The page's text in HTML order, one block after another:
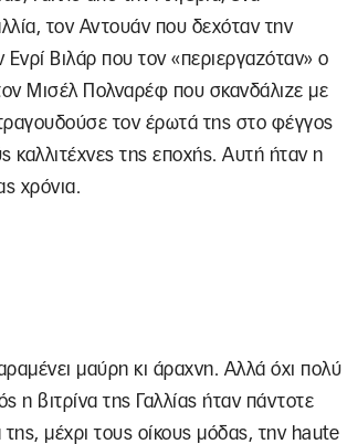
τον Αντουάν που δεχόταν την
Ενρί Βιλάρ που τον «περιεργαζόταν» ο
Μισέλ Πολναρέφ που σκανδάλιζε με
τον έρωτά της στο φέγγος
καλλιτέχνες της εποχής. Αυτή ήταν η
χρόνια.
μαύρη κι άραχνη. Αλλά όχι πολύ
η βιτρίνα της Γαλλίας ήταν πάντοτε
μέχρι τους οίκους μόδας, την haute